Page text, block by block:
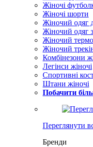
Жіночі
Жіночі шорти
Жіночий одяг
Жіночий одяг
Жіночий
Жіночий
Комбінезони
Легінси жіночі
Спортивні
Штани жіночі
Побачити
Переглянути
Бренди